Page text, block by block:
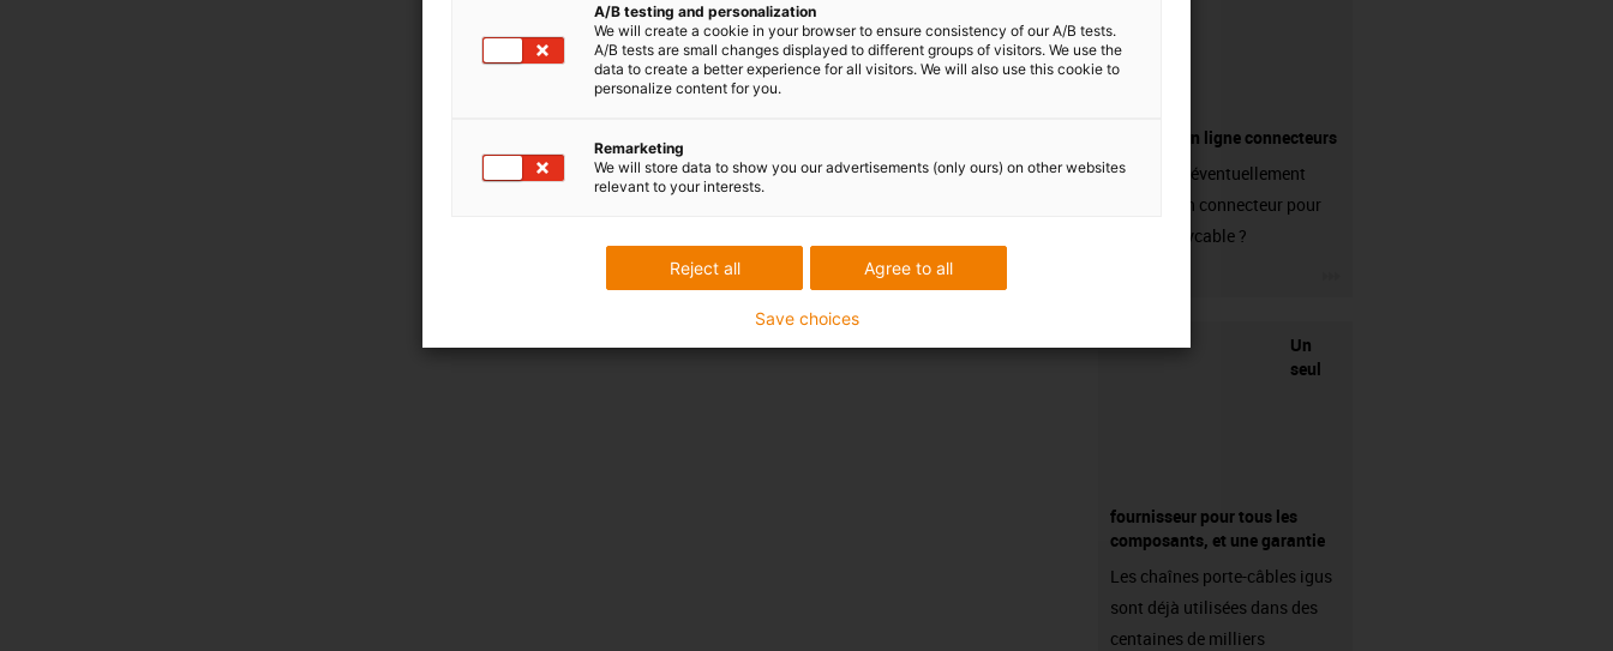
Boutique en ligne connecteurs
Avez-vous éventuellement
besoin d'un connecteur pour
votre readycable ?
Un
seul
fournisseur pour tous les
composants, et une garantie
Les chaînes porte-câbles igus
sont déjà utilisées dans des
centaines de milliers
A/B testing and personalization
We will create a cookie in your browser to ensure consistency of our A/B tests.
A/B tests are small changes displayed to different groups of visitors. We use the
data to create a better experience for all visitors. We will also use this cookie to
personalize content for you.
Remarketing
We will store data to show you our advertisements (only ours) on other websites
relevant to your interests.
Agree to all
Reject all
Save choices